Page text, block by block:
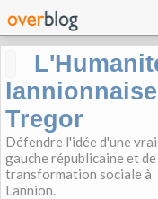
Tregor
Défendre l'idée d'une
gauche républicaine et de
transformation sociale à
Lannion.